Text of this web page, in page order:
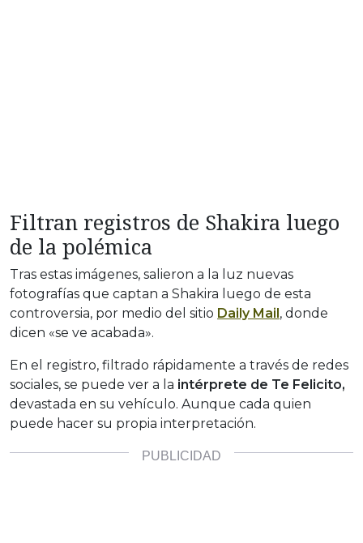
Filtran registros de Shakira luego
de la polémica
Tras estas imágenes, salieron a la luz nuevas
fotografías que captan a Shakira luego de esta
controversia, por medio del sitio Daily Mail , donde
dicen «se ve acabada».
En el registro, filtrado rápidamente a través de redes
sociales, se puede ver a la intérprete de Te Felicito,
devastada en su vehículo. Aunque cada quien
puede hacer su propia interpretación.